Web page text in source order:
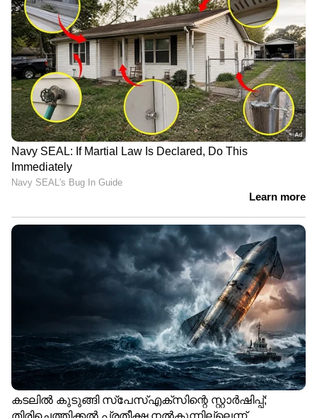
ഇന്ത്യയിലെയും ലോകമെമ്പാടുമുള്ള എല്ലാ
India Newsഅറിയാൻ എപ്പോഴും ഏഷ്യാനെറ്റ്
ന്യൂസ് വാർത്തകൾ.Malayalam News
തത്സമയ അപ്‌ഡേറ്റുകളും ആഴത്തിലുള്ള
വിശകലനവും സമഗ്രമായ റിപ്പോർട്ടിംഗും —
എല്ലാം ഒരൊറ്റ സ്ഥലത്ത്. ഏത് സമയത്തും,
എവിടെയും വിശ്വസനീയമായ വാർത്തകൾ
ലഭിക്കാൻ
ABOUT THE AUTHOR
Oct 13 2023, 02:41 PM IST